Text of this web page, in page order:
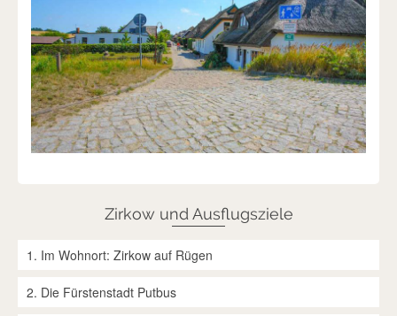
Zirkow und Ausflugsziele
1. Im Wohnort: Zirkow auf Rügen
2. Die Fürstenstadt Putbus